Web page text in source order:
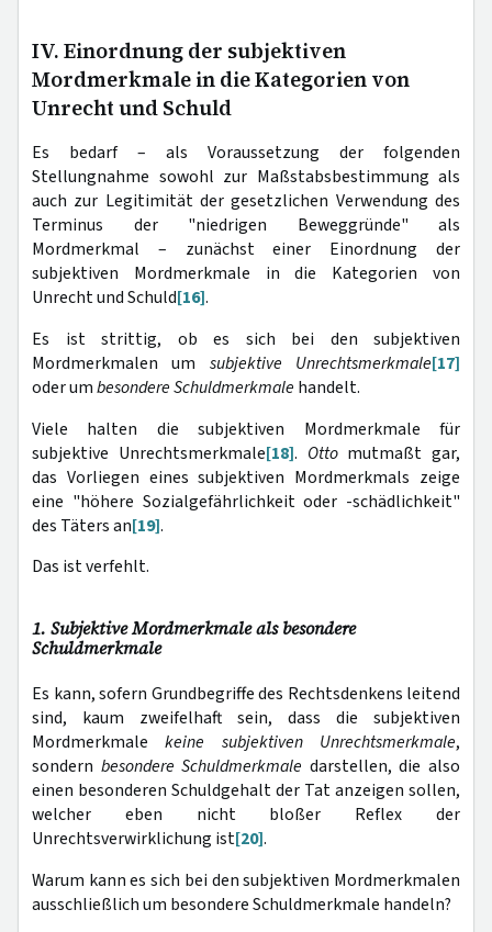
IV. Einordnung der subjektiven
Mordmerkmale in die Kategorien von
Unrecht und Schuld
Es bedarf – als Voraussetzung der folgenden
Stellungnahme sowohl zur Maßstabsbestimmung als
auch zur Legitimität der gesetzlichen Verwendung des
Terminus der "niedrigen Beweggründe" als
Mordmerkmal – zunächst einer Einordnung der
subjektiven Mordmerkmale in die Kategorien von
Unrecht und Schuld[16].
Es ist strittig, ob es sich bei den subjektiven
Mordmerkmalen um subjektive Unrechtsmerkmale[17]
oder umbesondere Schuldmerkmale handelt.
Viele halten die subjektiven Mordmerkmale für
subjektive Unrechtsmerkmale[18]. Ottomutmaßt gar,
das Vorliegen eines subjektiven Mordmerkmals zeige
eine "höhere Sozialgefährlichkeit oder -schädlichkeit"
des Täters an[19].
Das ist verfehlt.
1. Subjektive Mordmerkmale als besondere
Schuldmerkmale
Es kann, sofern Grundbegriffe des Rechtsdenkens leitend
sind, kaum zweifelhaft sein, dass die subjektiven
Mordmerkmalekeine subjektiven Unrechtsmerkmale,
sondern besondere Schuldmerkmale darstellen, die also
einen besonderen Schuldgehalt der Tat anzeigen sollen,
welcher eben nicht bloßer Reflex der
Unrechtsverwirklichung ist[20].
Warum kann es sich bei den subjektiven Mordmerkmalen
ausschließlich um besondere Schuldmerkmale handeln?